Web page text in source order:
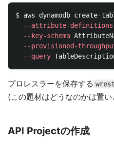
$ aws dynamodb create-
--attribute-definitions
--key-schema
--provisioned-
--query
プロレスラーを保存する
(この題材はどうなのかは置い
API Projectの作成